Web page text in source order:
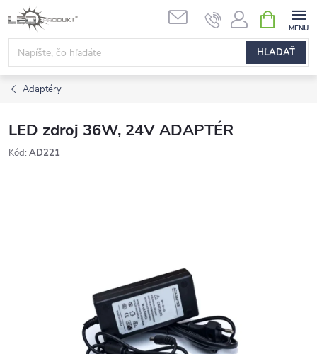
Prejsť
na
obsah
HĽADAŤ
KOŠÍK
Adaptéry
LED zdroj 36W, 24V ADAPTÉR
Kód: AD221